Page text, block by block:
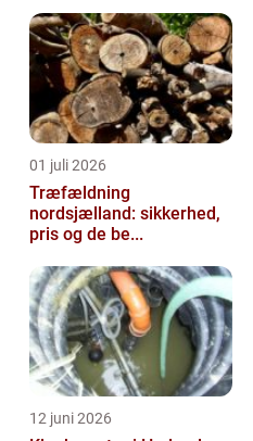
01 juli 2026
Træfældning
nordsjælland: sikkerhed,
pris og de be...
12 juni 2026